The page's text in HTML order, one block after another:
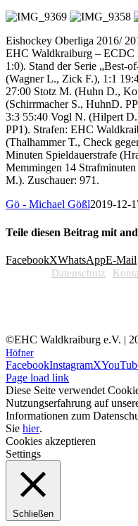
Eishockey Oberliga 2016/
EHC Waldkraiburg – ECDC
1:0). Stand der Serie „Best-
(Wagner L., Zick F.), 1:1
27:00 Stotz M. (Huhn D.,
(Schirrmacher S., HuhnD.
3:3 55:40 Vogl N. (Hilpert
PP1). Strafen: EHC
(Thalhammer T., Check
Minuten Spieldauerstrafe
Memmingen 14
M.). Zuschauer: 971.
Gö - Michael Gößl2019-12-
Teile diesen Beitrag mit
FacebookXWhatsAppE-Mail
Datenschutz
©EHC Waldkraiburg e.V. |
Höfner
FacebookInstagramX
Page load link
Diese Seite verwendet
Nutzungserfahrung auf
Informationen zum
Sie hier.
Cookies akzeptieren
Settings
Schließen